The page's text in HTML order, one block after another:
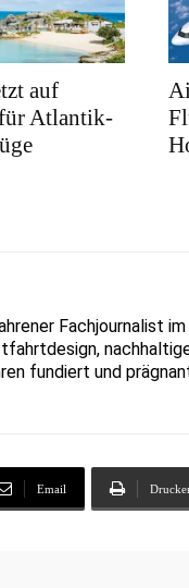
auf
Atlantik-
Fachjournalist
fundiert und
Email